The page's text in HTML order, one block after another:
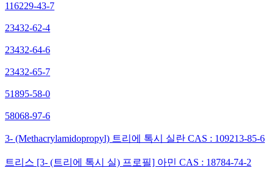
116229-43-7
23432-62-4
23432-64-6
23432-65-7
51895-58-0
58068-97-6
3- (Methacrylamidopropyl) 트리에 톡시 실란 CAS : 109213-85-6
트리스 [3- (트리에 톡시 실) 프로필] 아민 CAS : 18784-74-2